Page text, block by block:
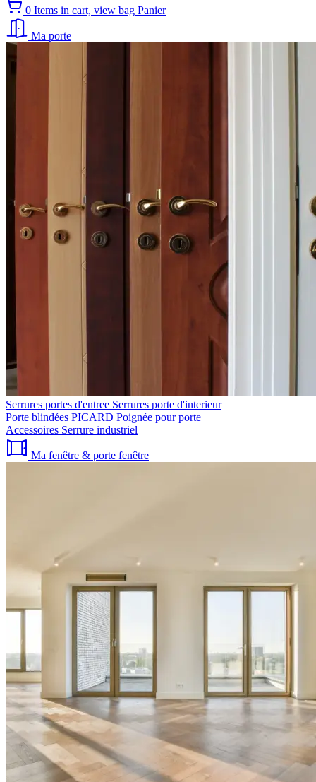
0 Items in cart, view bag Panier
Ma porte
Serrures portes d'entree Serrures porte d'interieur
Porte blindées PICARD Poignée pour porte
Accessoires Serrure industriel
Ma fenêtre & porte fenêtre